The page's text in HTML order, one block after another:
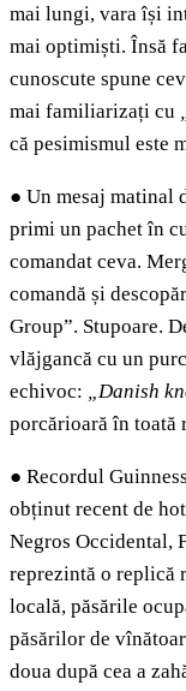
mai lungi, vara își
mai optimiști. Însă
cunoscute spune
mai familiarizați cu
că pesimismul este
● Un mesaj matinal
primi un pachet în
comandat ceva.
comandă și
Group”. Stupoare.
vlăjgancă cu un
echivoc: „Danish
porcărioară în toată
● Recordul
obținut recent de
Negros Occidental,
reprezintă o replică
locală, păsările
păsărilor de
doua după cea a